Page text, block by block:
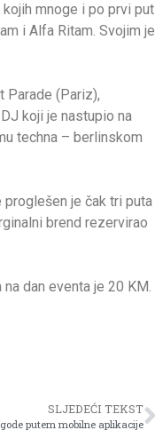
mnoge i po prvi put
i Alfa Ritam. Svojim je
Parade (Pariz),
koji je nastupio na
techna – berlinskom
je čak tri puta
brend rezervirao
dan eventa je 20 KM.
SLJEDEĆI TEKST
putem mobilne aplikacije